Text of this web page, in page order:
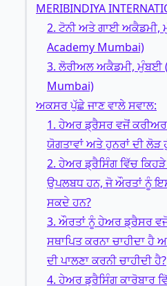
MERIBINDIYA
2. ਟੋਨੀ ਅਤੇ ਗਾਈ ਅਕੈਡਮੀ,
Academy Mumbai)
3. ਲੋਰੀਅਲ ਅਕੈਡਮੀ, ਮੁੰਬਈ
Mumbai)
ਅਕਸਰ ਪੁੱਛੇ ਜਾਣ ਵਾਲੇ ਸਵਾਲ:
1. ਹੇਅਰ ਡ੍ਰੈਸਰ ਵਜੋਂ
ਯੋਗਤਾਵਾਂ ਅਤੇ ਹੁਨਰਾਂ ਦੀ ਲੋੜ
2. ਹੇਅਰ ਡ੍ਰੈਸਿੰਗ ਵਿੱਚ
ਉਪਲਬਧ ਹਨ, ਜੋ ਔਰਤਾਂ ਨੂੰ
ਸਕਦੇ ਹਨ?
3. ਔਰਤਾਂ ਨੂੰ ਹੇਅਰ ਡ੍ਰੈਸਰ
ਸਥਾਪਿਤ ਕਰਨਾ ਚਾਹੀਦਾ
ਦੀ ਪਾਲਣਾ ਕਰਨੀ ਚਾਹੀਦੀ ਹੈ?
4. ਹੇਅਰ ਡ੍ਰੈਸਿੰਗ ਕਾਰੋਬਾਰ